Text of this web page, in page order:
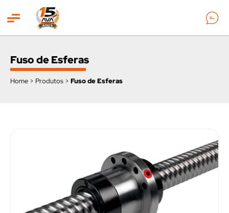
Fuso de Esferas
Home > Produtos > Fuso de Esferas